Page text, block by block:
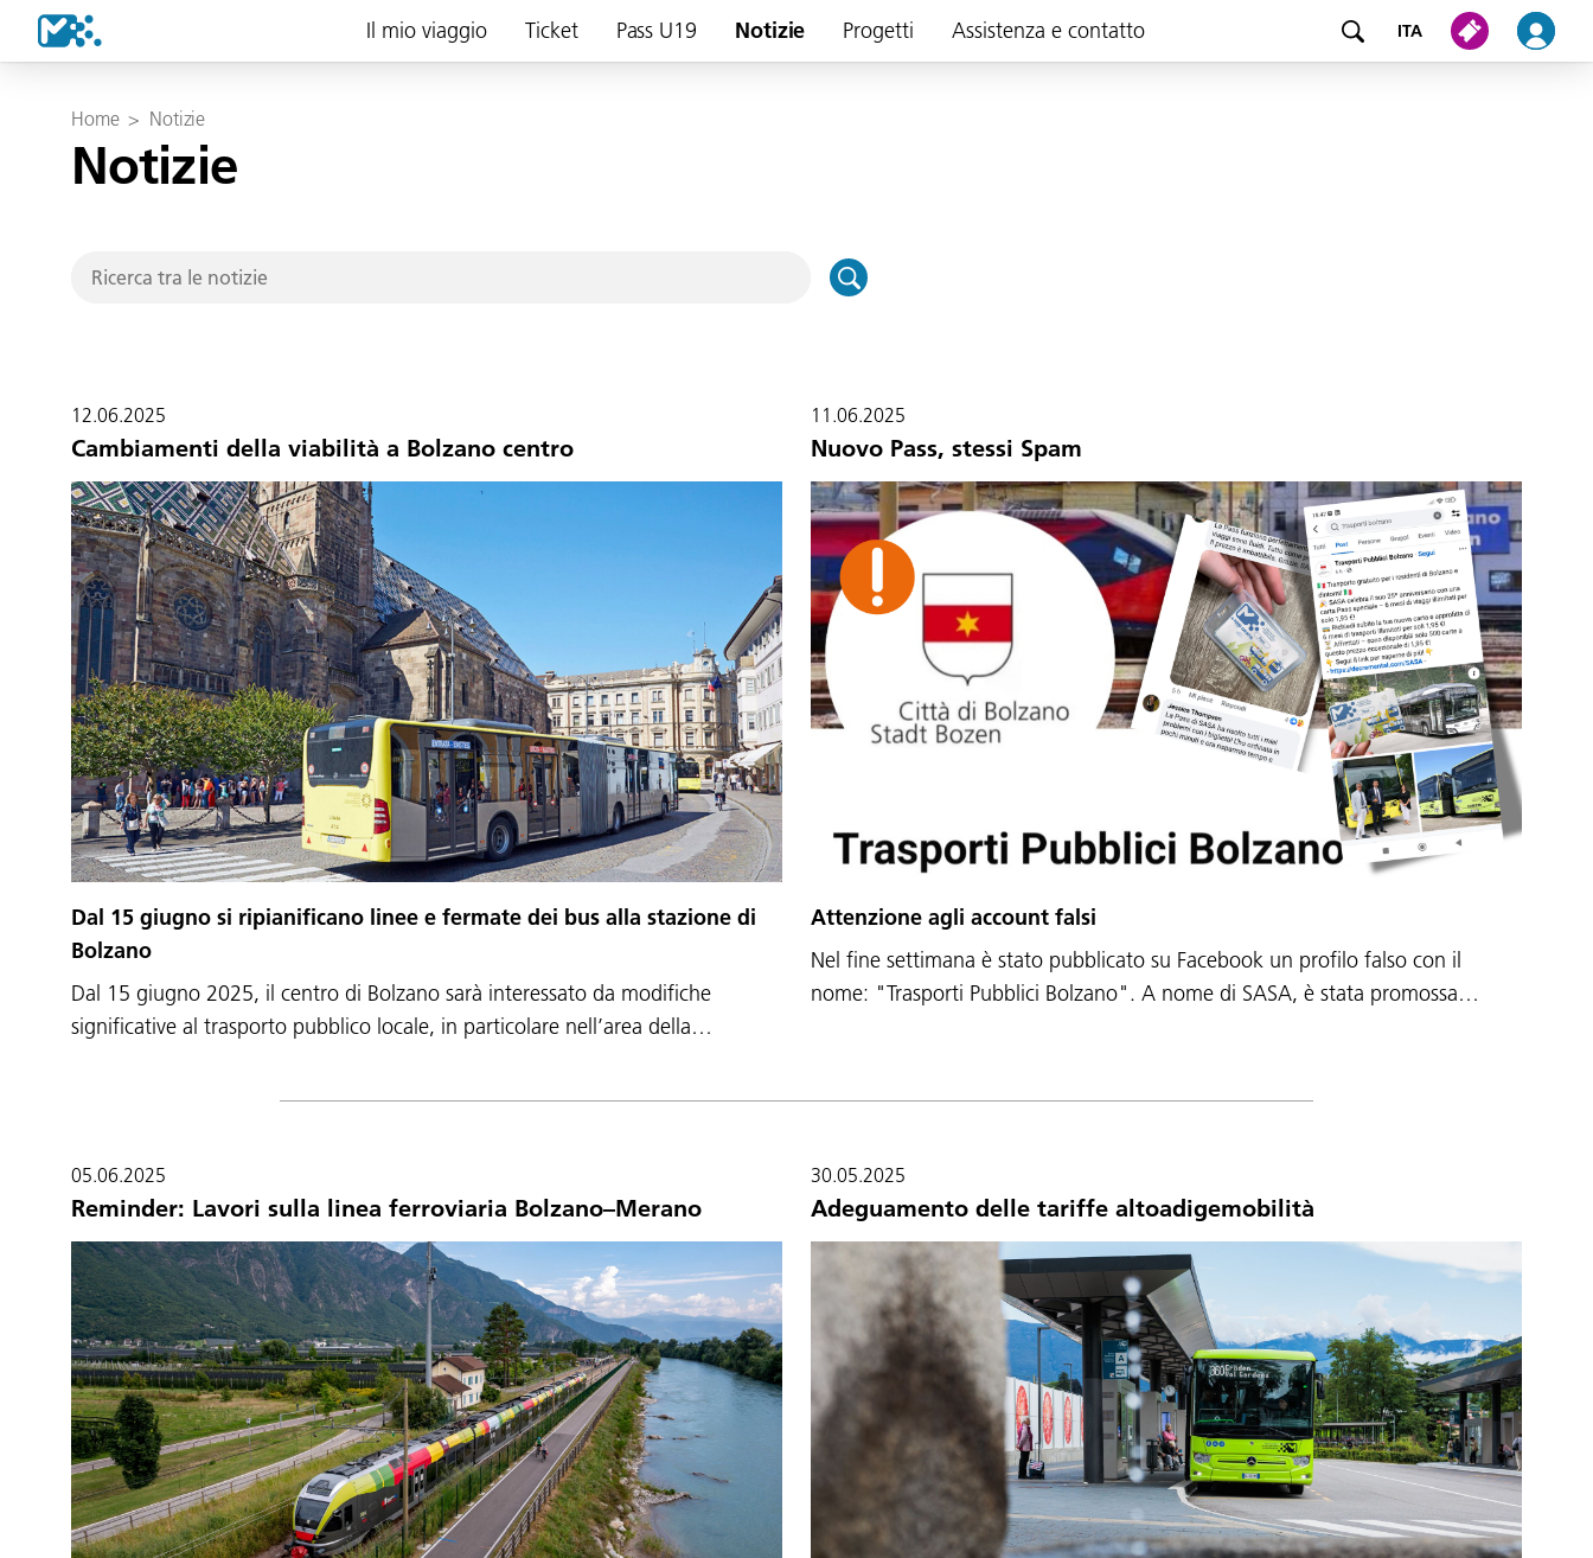
Il mio viaggio Ticket Pass U19 Notizie Progetti Assistenza e contatto ITA
Home > Notizie
Notizie
12.06.2025
Cambiamenti della viabilità a Bolzano centro
Dal 15 giugno si ripianificano linee e fermate dei bus alla stazione di
Bolzano
Dal 15 giugno 2025, il centro di Bolzano sarà interessato da modifiche
significative al trasporto pubblico locale, in particolare nell’area della…
11.06.2025
Nuovo Pass, stessi Spam
Attenzione agli account falsi
Nel fine settimana è stato pubblicato su Facebook un profilo falso con il
nome: "Trasporti Pubblici Bolzano". A nome di SASA, è stata promossa…
05.06.2025
Reminder: Lavori sulla linea ferroviaria Bolzano–Merano
30.05.2025
Adeguamento delle tariffe altoadigemobilità